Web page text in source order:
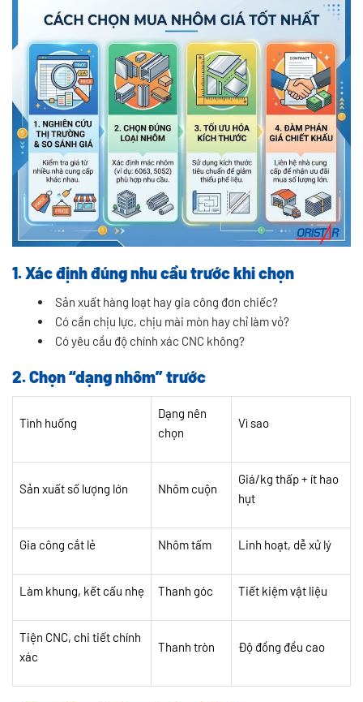
1. Xác định đúng nhu cầu trước khi chọn
Sản xuất hàng loạt hay gia công đơn chiếc?
Có cần chịu lực, chịu mài mòn hay chỉ làm vỏ?
Có yêu cầu độ chính xác CNC không?
2. Chọn “dạng nhôm” trước
Tình huống
Dạng nên
chọn
Vì sao
Sản xuất số lượng lớn Nhôm cuộn
Giá/kg thấp + ít hao
hụt
Gia công cắt lẻ Nhôm tấm Linh hoạt, dễ xử lý
Làm khung, kết cấu nhẹ Thanh góc Tiết kiệm vật liệu
Tiện CNC, chi tiết chính
xác
Thanh tròn Độ đồng đều cao